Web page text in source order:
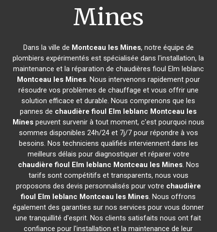
Mines
Dans la ville de Montceau les Mines, notre équipe de
plombiers expérimentés est spécialisée dans l'installation, la
maintenance et la réparation de chaudières fioul Elm leblanc
Montceau les Mines. Nous intervenons rapidement pour
résoudre vos problèmes de chauffage et vous offrir une
solution efficace et durable. Nous comprenons que les
pannes de chaudière fioul Elm leblanc Montceau les
Minespeuvent survenir à tout moment, c'est pourquoi nous
sommes disponibles 24h/24 et 7j/7 pour répondre à vos
besoins. Nos techniciens qualifiés interviennent dans les
meilleurs délais pour diagnostiquer et réparer votre
chaudière fioul Elm leblanc Montceau les Mines. Nos
tarifs sont compétitifs et transparents, nous vous
proposons des devis personnalisés pour votre chaudière
fioul Elm leblanc Montceau les Mines. Nous offrons
également des garanties sur nos services pour vous donner
une tranquillité d'esprit. Nos clients satisfaits nous ont fait
confiance pour l'installation et la maintenance de leur